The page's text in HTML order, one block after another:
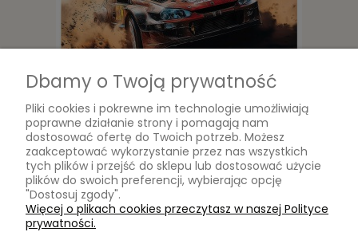
FOTOTAPETA NA FLIZELINIE AUTO RAJDOWY SAMOCHÓD
WRC SPORT SUBARU IMPREZA ART
252,10 zł
Dbamy o Twoją prywatność
Pliki cookies i pokrewne im technologie umożliwiają
poprawne działanie strony i pomagają nam
dostosować ofertę do Twoich potrzeb. Możesz
zaakceptować wykorzystanie przez nas wszystkich
tych plików i przejść do sklepu lub dostosować użycie
plików do swoich preferencji, wybierając opcję
"Dostosuj zgody".
Więcej o plikach cookies przeczytasz w naszej Polityce
prywatności.